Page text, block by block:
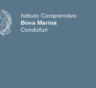
Istituto Comprensivo
Bova Marina
Condofuri